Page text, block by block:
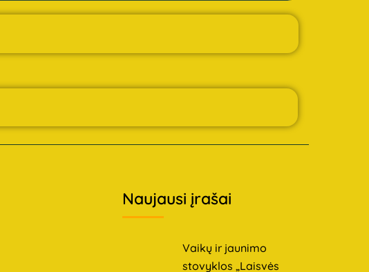
Naujausi įrašai
Vaikų ir jaunimo
stovyklos „Laisvės